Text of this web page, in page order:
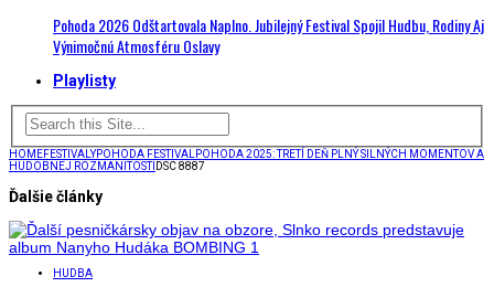
Pohoda 2026 Odštartovala Naplno. Jubilejný Festival Spojil Hudbu, Rodiny Aj
Výnimočnú Atmosféru Oslavy
Playlisty
HOMEFESTIVALYPOHODA FESTIVAL
POHODA 2025: TRETÍ DEŇ PLNÝ SILNÝCH MOMENTOV A
HUDOBNEJ ROZMANITOSTI DSC 8887
Ďalšie články
HUDBA